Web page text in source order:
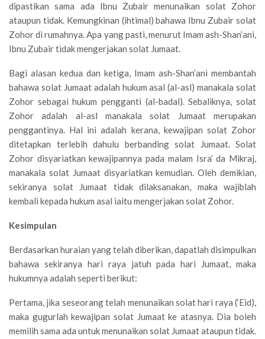
dipastikan sama ada Ibnu Zubair menunaikan solat Zohor
ataupun tidak. Kemungkinan (ihtimal) bahawa Ibnu Zubair solat
Zohor di rumahnya. Apa yang pasti, menurut Imam ash-Shan’ani,
Ibnu Zubair tidak mengerjakan solat Jumaat.
Bagi alasan kedua dan ketiga, Imam ash-Shan’ani membantah
bahawa solat Jumaat adalah hukum asal (al-asl) manakala solat
Zohor sebagai hukum pengganti (al-badal). Sebaliknya, solat
Zohor adalah al-asl manakala solat Jumaat merupakan
penggantinya. Hal ini adalah kerana, kewajipan solat Zohor
ditetapkan terlebih dahulu berbanding solat Jumaat. Solat
Zohor disyariatkan kewajipannya pada malam Isra’ da Mikraj,
manakala solat Jumaat disyariatkan kemudian. Oleh demikian,
sekiranya solat Jumaat tidak dilaksanakan, maka wajiblah
kembali kepada hukum asal iaitu mengerjakan solat Zohor.
Kesimpulan
Berdasarkan huraian yang telah diberikan, dapatlah disimpulkan
bahawa sekiranya hari raya jatuh pada hari Jumaat, maka
hukumnya adalah seperti berikut:
Pertama, jika seseorang telah menunaikan solat hari raya (‘Eid),
maka gugurlah kewajipan solat Jumaat ke atasnya. Dia boleh
memilih sama ada untuk menunaikan solat Jumaat ataupun tidak.